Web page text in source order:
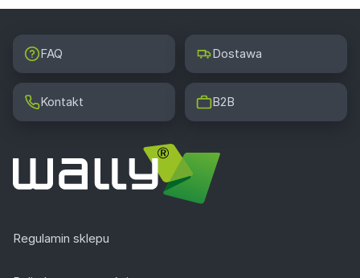
FAQ Dostawa
Kontakt B2B
Regulamin sklepu